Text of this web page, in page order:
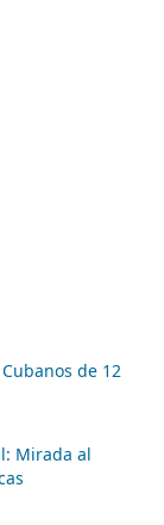
de 12
Mirada al